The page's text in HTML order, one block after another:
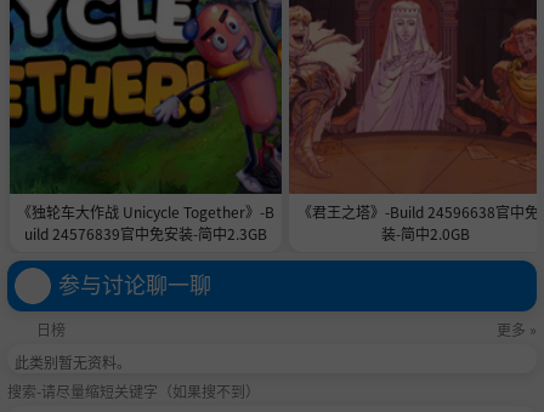
《独轮车大作战 Unicycle Together》-B
uild 24576839官中免安装-简中2.3GB
《君王之塔》-Build 24596638官中免
装-简中2.0GB
参与讨论聊一聊
日榜
更多 »
此类别暂无资料。
搜索-请尽量缩短关键字（如果搜不到）